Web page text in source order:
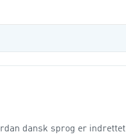
dansk sprog er indrettet